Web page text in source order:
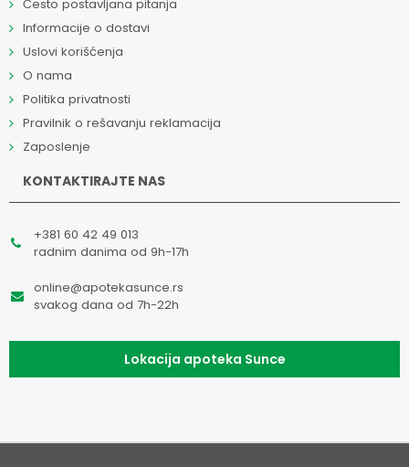
Često postavljana pitanja
Informacije o dostavi
Uslovi korišćenja
O nama
Politika privatnosti
Pravilnik o rešavanju reklamacija
Zaposlenje
KONTAKTIRAJTE NAS
+381 60 42 49 013
radnim danima od 9h-17h
online@apotekasunce.rs
svakog dana od 7h-22h
Lokacija apoteka Sunce